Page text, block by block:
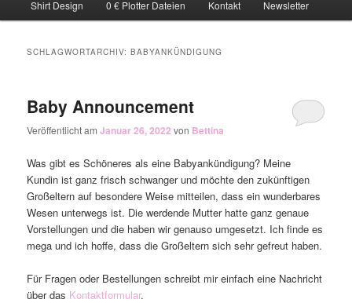
Shirt Design 0 € Plotter Dateien Kontakt Newsletter
SCHLAGWORTARCHIV:BABYANKÜNDIGUNG
Baby Announcement
Veröffentlicht amJanuar 26, 2022 von Bettina
Was gibt es Schöneres als eine Babyankündigung? Meine
Kundin ist ganz frisch schwanger und möchte den zukünftigen
Großeltern auf besondere Weise mitteilen, dass ein wunderbares
Wesen unterwegs ist. Die werdende Mutter hatte ganz genaue
Vorstellungen und die haben wir genauso umgesetzt. Ich finde es
mega und ich hoffe, dass die Großeltern sich sehr gefreut haben.
Für Fragen oder Bestellungen schreibt mir einfach eine Nachricht
über das Kontaktformular.